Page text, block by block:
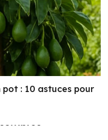
: 10 astuces pour